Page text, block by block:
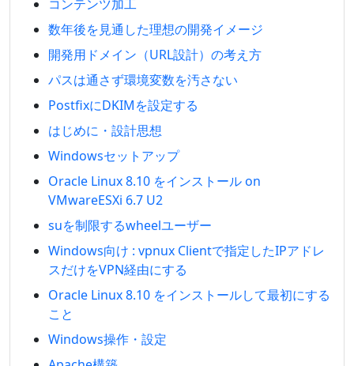
コンテンツ加工
数年後を見通した理想の開発イメージ
開発用ドメイン（URL設計）の考え方
パスは通さず環境変数を汚さない
PostfixにDKIMを設定する
はじめに・設計思想
Windowsセットアップ
Oracle Linux 8.10 をインストール on
VMwareESXi 6.7 U2
suを制限するwheelユーザー
Windows向け : vpnux Clientで指定したIPアドレ
スだけをVPN経由にする
Oracle Linux 8.10 をインストールして最初にする
こと
Windows操作・設定